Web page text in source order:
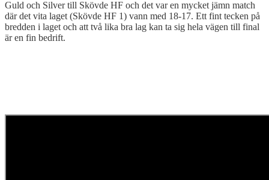
Guld och Silver till Skövde HF och det var en mycket jämn match
där det vita laget (Skövde HF 1) vann med 18-17. Ett fint tecken på
bredden i laget och att två lika bra lag kan ta sig hela vägen till final
är en fin bedrift.